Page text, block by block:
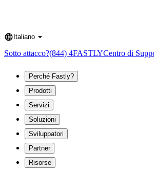
Language
Italiano
Sotto attacco?(844) 4FASTLYCentro di
Perché Fastly?
Prodotti
Servizi
Soluzioni
Sviluppatori
Partner
Risorse